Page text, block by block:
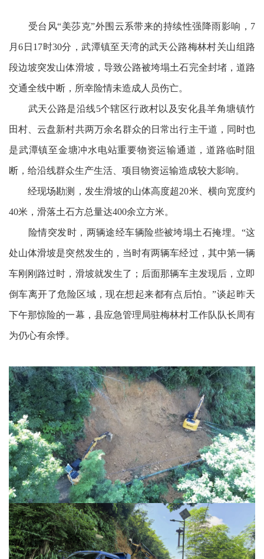
受台风“美莎克”外围云系带来的持续性强降雨影响，7
月6日17时30分，武潭镇至天湾的武天公路梅林村关山组路
段边坡突发山体滑坡，导致公路被垮塌土石完全封堵，道路
交通全线中断，所幸险情未造成人员伤亡。
武天公路是沿线5个辖区行政村以及安化县羊角塘镇竹
田村、云盘新村共两万余名群众的日常出行主干道，同时也
是武潭镇至金塘冲水电站重要物资运输通道，道路临时阻
断，给沿线群众生产生活、项目物资运输造成较大影响。
经现场勘测，发生滑坡的山体高度超20米、横向宽度约
40米，滑落土石方总量达400余立方米。
险情突发时，两辆途经车辆险些被垮塌土石掩埋。“这
处山体滑坡是突然发生的，当时有两辆车经过，其中第一辆
车刚刚路过时，滑坡就发生了；后面那辆车主发现后，立即
倒车离开了危险区域，现在想起来都有点后怕。”谈起昨天
下午那惊险的一幕，县应急管理局驻梅林村工作队队长周有
为仍心有余悸。